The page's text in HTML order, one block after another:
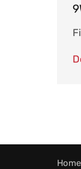
Home